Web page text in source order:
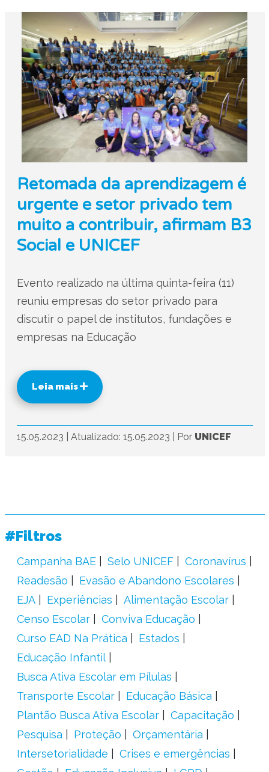
Retomada da aprendizagem é
urgente e setor privado tem
muito a contribuir, afirmam B3
Social e UNICEF
Evento realizado na última quinta-feira (11)
reuniu empresas do setor privado para
discutir o papel de institutos, fundações e
empresas na Educação
Leia mais
15.05.2023 Atualizado: 15.05.2023 Por UNICEF
#Filtros
Campanha BAE Selo UNICEF
Coronavírus
Readesão
Evasão e Abandono Escolares
EJA
Experiências
Alimentação Escolar
Censo Escolar
Conviva Educação
Curso EAD Na Prática
Estados
Educação Infantil
Busca Ativa Escolar em Pílulas
Transporte Escolar
Educação Básica
Plantão Busca Ativa Escolar
Capacitação
Pesquisa
Proteção
Orçamentária
Intersetorialidade
Crises e emergências